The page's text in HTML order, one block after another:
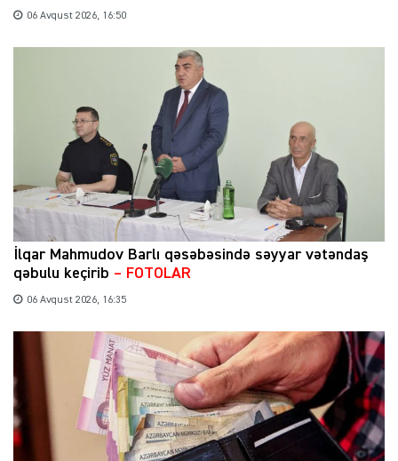
06 Avqust 2026, 16:50
İlqar Mahmudov Barlı qəsəbəsində səyyar vətəndaş
qəbulu keçirib – FOTOLAR
06 Avqust 2026, 16:35